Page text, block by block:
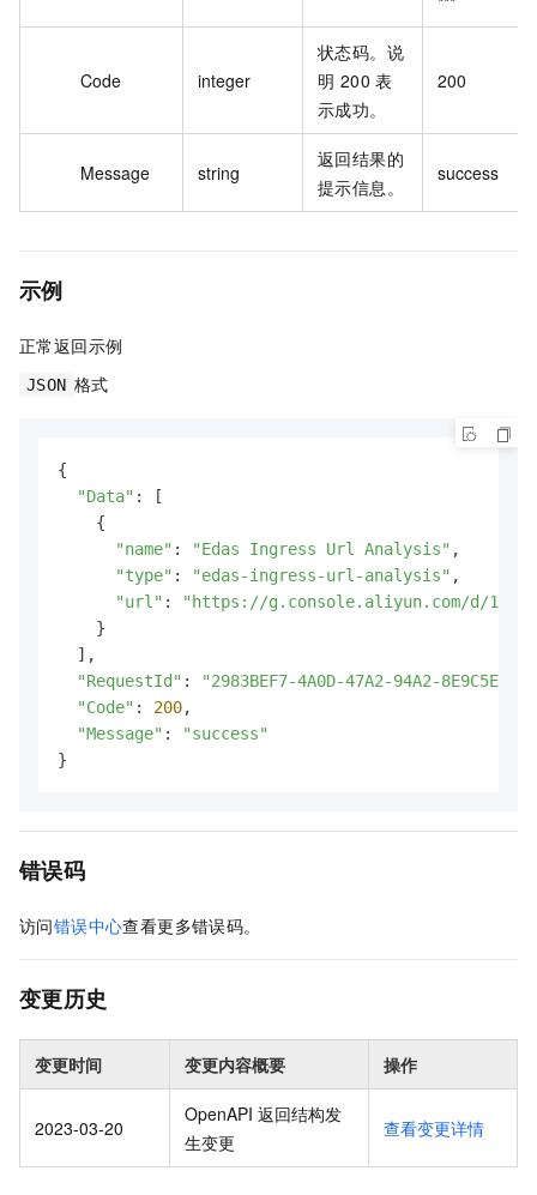
Code integer
状态码。说
明 200 表
示成功。
200
Message string
返回结果的
提示信息。
success
示例
正常返回示例
JSON 格式
{
"Data" : [
    {
"name" : "Edas Ingress Url Analysis" ,
"type" : "edas-ingress-url-analysis" ,
"url" :
"https://g.console.aliyun.com/d/
    }
  ],
"RequestId" :
"2983BEF7-4A0D-47A2-94A2-
"Code" : 200,
"Message" :
"success"
}
错误码
访问错误中心查看更多错误码。
变更历史
变更时间 变更内容概要 操作
2023-03-20
OpenAPI 返回结构发
生变更
查看变更详情